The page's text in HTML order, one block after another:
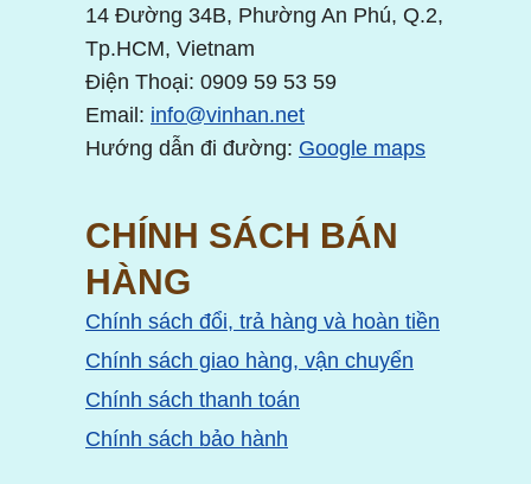
14 Đường 34B, Phường An Phú, Q.2,
Tp.HCM, Vietnam
Điện Thoại: 0909 59 53 59
Email: info@vinhan.net
Hướng dẫn đi đường: Google maps
CHÍNH SÁCH BÁN
HÀNG
Chính sách đổi, trả hàng và hoàn tiền
Chính sách giao hàng, vận chuyển
Chính sách thanh toán
Chính sách bảo hành